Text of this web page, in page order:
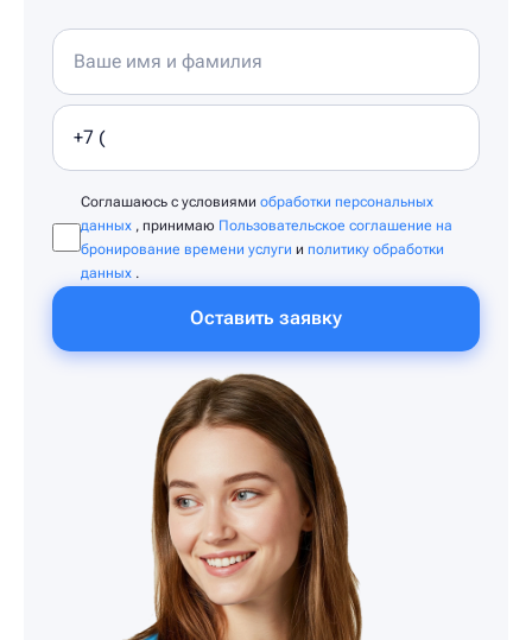
Соглашаюсь с условиями обработки персональных
данных , принимаю Пользовательское соглашение на
бронирование времени услуги и политику обработки
данных .
Оставить заявку